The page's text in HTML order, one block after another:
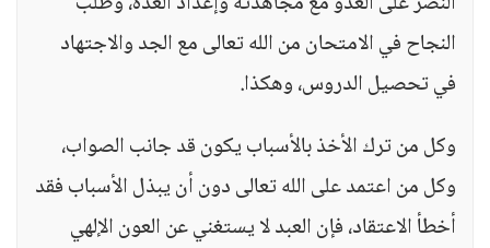
النجاح في الامتحان من الله تعالى مع الجد والاجتهاد
في تحصيل الدروس، وهكذا.
وكل من ترك الأخذ بالأسباب يكون قد جانب الصواب،
وكل من اعتمد على الله تعالى دون أن يبذل الأسباب فقد
أخطأ الاعتقاد، فإن العبد لا يستغني عن العون الإلهي